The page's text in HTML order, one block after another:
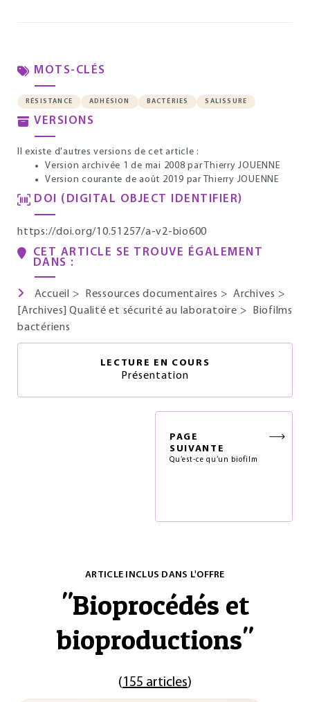
MOTS-CLÉS
RÉSISTANCE ADHÉSION BACTÉRIES SALISSURE
VERSIONS
Il existe d'autres versions de cet article :
Version archivée 1 de mai 2008 par Thierry JOUENNE
Version courante de août 2019 par Thierry JOUENNE
DOI (DIGITAL OBJECT IDENTIFIER)
https://doi.org/10.51257/a-v2-bio600
CET ARTICLE SE TROUVE ÉGALEMENT
DANS :
Accueil > Ressources documentaires > Archives >
[Archives] Qualité et sécurité au laboratoire >
Biofilms
bactériens
LECTURE EN COURS
Présentation
PAGE
SUIVANTE
Qu’est-ce qu’un biofilm
ARTICLE INCLUS DANS L'OFFRE
"Bioprocédés et
bioproductions"
(155 articles)